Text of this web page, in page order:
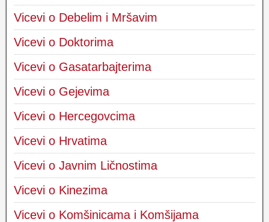
Vicevi o Debelim i Mršavim
Vicevi o Doktorima
Vicevi o Gasatarbajterima
Vicevi o Gejevima
Vicevi o Hercegovcima
Vicevi o Hrvatima
Vicevi o Javnim Ličnostima
Vicevi o Kinezima
Vicevi o Komšinicama i Komšijama